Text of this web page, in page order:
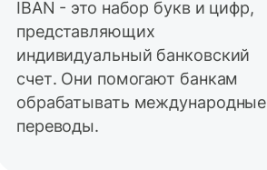
IBAN - это набор букв и цифр,
представляющих
индивидуальный банковский
счет. Они помогают банкам
обрабатывать международные
переводы.